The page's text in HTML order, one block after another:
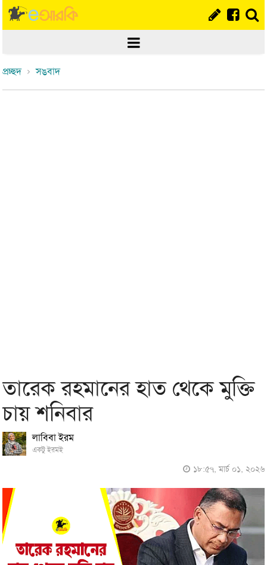
প্রচ্ছদ সঙবাদ
তারেক রহমানের হাত থেকে মুক্তি
চায় শনিবার
লাবিবা ইরম
একটু ইরমই
১৮:৫৭, মার্চ ০১, ২০২৬